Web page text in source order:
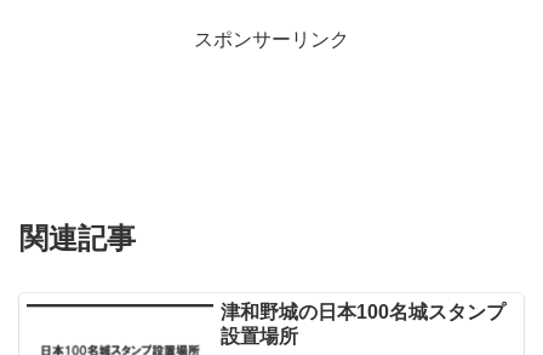
スポンサーリンク
関連記事
津和野城の日本100名城スタンプ
設置場所